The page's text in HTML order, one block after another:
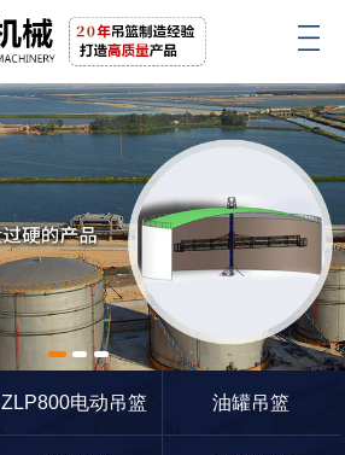
1 2 3
ZLP800电动吊篮 油罐吊篮